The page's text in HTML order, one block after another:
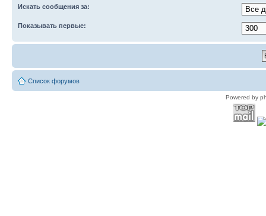
Искать сообщения за:
Показывать первые:
Список форумов
Powered by